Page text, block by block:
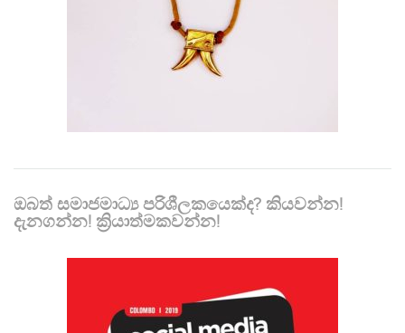
ඔබත් සමාජමාධ්‍ය පරිශීලකයෙක්ද? කියවන්න!
දැනගන්න! ක්‍රියාත්මකවන්න!